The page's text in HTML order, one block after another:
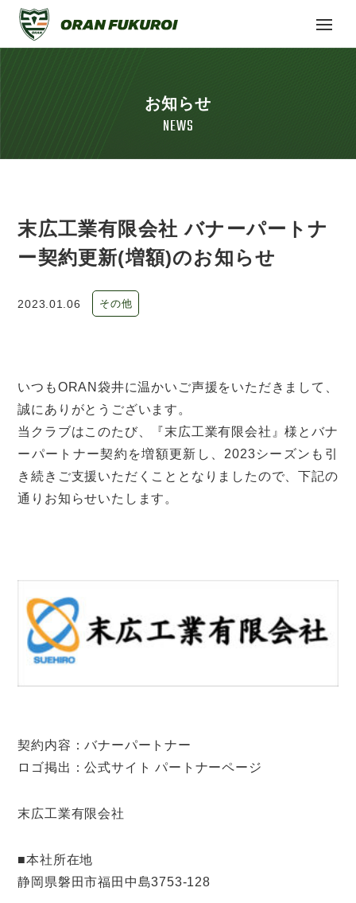
お知らせ
NEWS
末広工業有限会社 バナーパートナ
ー契約更新(増額)のお知らせ
2023.01.06 その他
いつもORAN袋井に温かいご声援をいただきまして、
誠にありがとうございます。
当クラブはこのたび、『末広工業有限会社』様とバナ
ーパートナー契約を増額更新し、2023シーズンも引
き続きご支援いただくこととなりましたので、下記の
通りお知らせいたします。
契約内容：バナーパートナー
ロゴ掲出：公式サイト パートナーページ
末広工業有限会社
■本社所在地
静岡県磐田市福田中島3753-128